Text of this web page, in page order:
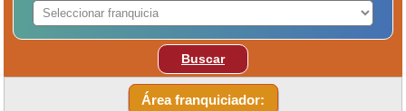
Buscar
Área franquiciador: